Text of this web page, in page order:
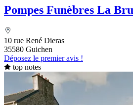
Pompes Funèbres La
10 rue René Dieras
35580 Guichen
Déposez le premier avis !
top notes